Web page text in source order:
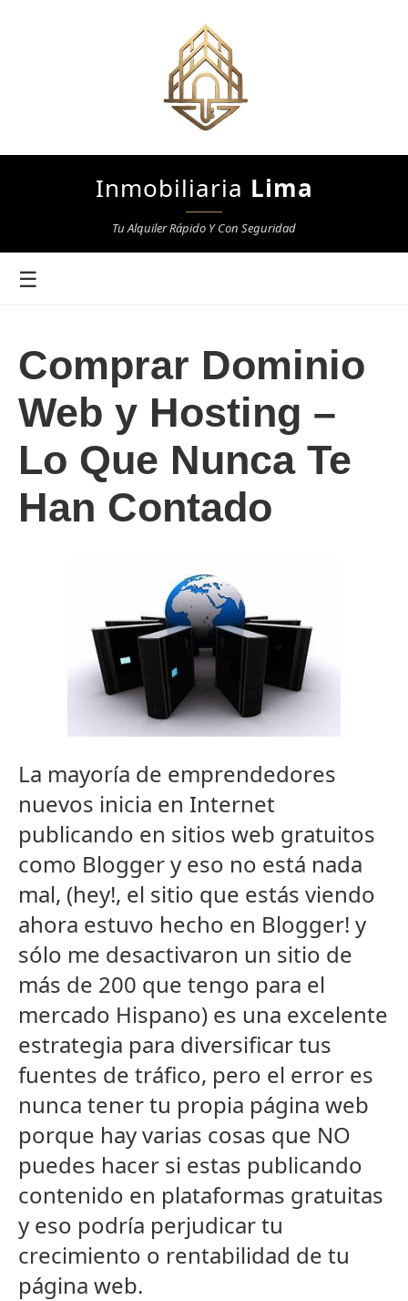
Inmobiliaria Lima
Tu Alquiler Rápido Y Con Seguridad
☰
Comprar Dominio
Web y Hosting –
Lo Que Nunca Te
Han Contado
La mayoría de emprendedores
nuevos inicia en Internet
publicando en sitios web gratuitos
como Blogger y eso no está nada
mal, (hey!, el sitio que estás viendo
ahora estuvo hecho en Blogger! y
sólo me desactivaron un sitio de
más de 200 que tengo para el
mercado Hispano) es una excelente
estrategia para diversificar tus
fuentes de tráfico, pero el error es
nunca tener tu propia página web
porque hay varias cosas que NO
puedes hacer si estas publicando
contenido en plataformas gratuitas
y eso podría perjudicar tu
crecimiento o rentabilidad de tu
página web.